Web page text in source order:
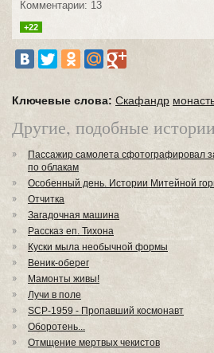
Комментарии: 13
+22
Ключевые слова: Скафандр
Другие, подобные
Пассажир самолета сфотографировал
по облакам
Особенный день. Истории Митейной
Отчитка
Загадочная машина
Рассказ еп. Тихона
Куски мыла необычной формы
Веник-оберег
Мамонты живы!
Лучи в поле
SCP-1959 - Пропавший космонавт
Оборотень...
Отмщение мертвых чекистов